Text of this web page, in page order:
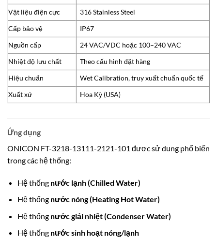
Vật liệu điện cực
316 Stainless Steel
Cấp bảo vệ
IP67
Nguồn cấp
24 VAC/VDC hoặc 100–240 VAC
Nhiệt độ lưu chất
Theo cấu hình đặt hàng
Hiệu chuẩn
Wet Calibration, truy xuất chuẩn quốc tế
Xuất xứ
Hoa Kỳ (USA)
Ứng dụng
ONICON FT-3218-13111-2121-101 được sử dụng phổ biến
trong các hệ thống:
Hệ thống nước lạnh (Chilled Water)
Hệ thống nước nóng (Heating Hot Water)
Hệ thống nước giải nhiệt (Condenser Water)
Hệ thống nước sinh hoạt nóng/lạnh